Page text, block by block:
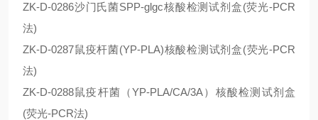
ZK-D-0286沙门氏菌SPP-glgc核酸检测试剂盒(荧光-PCR
法)
ZK-D-0287鼠疫杆菌(YP-PLA)核酸检测试剂盒(荧光-PCR
法)
ZK-D-0288鼠疫杆菌（YP-PLA/CA/3A）核酸检测试剂盒
(荧光-PCR法)